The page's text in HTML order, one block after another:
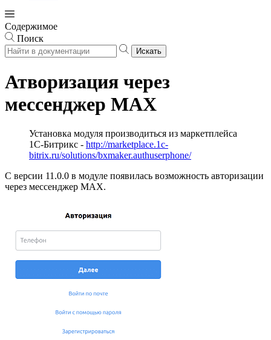
Содержимое
Поиск
Искать
Атворизация через
мессенджер MAX
Установка модуля производиться из маркетплейса
1С-Битрикс - http://marketplace.1c-
bitrix.ru/solutions/bxmaker.authuserphone/
С версии 11.0.0 в модуле появилась возможность авторизации
через мессенджер MAX.